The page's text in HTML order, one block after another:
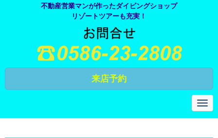
不動産営業マンが作ったダイビングショップ
リゾートツアーも充実！
来店予約
N
a
v